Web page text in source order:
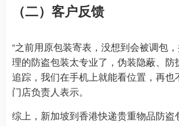
（二）客户反馈
“之前用原包装寄表，没想到会被调包
理的防盗包装太专业了，伪装隐蔽、防
追踪，我们在手机上就能看位置，再也
门店负责人表示。
综上，新加坡到香港快递贵重物品防盗